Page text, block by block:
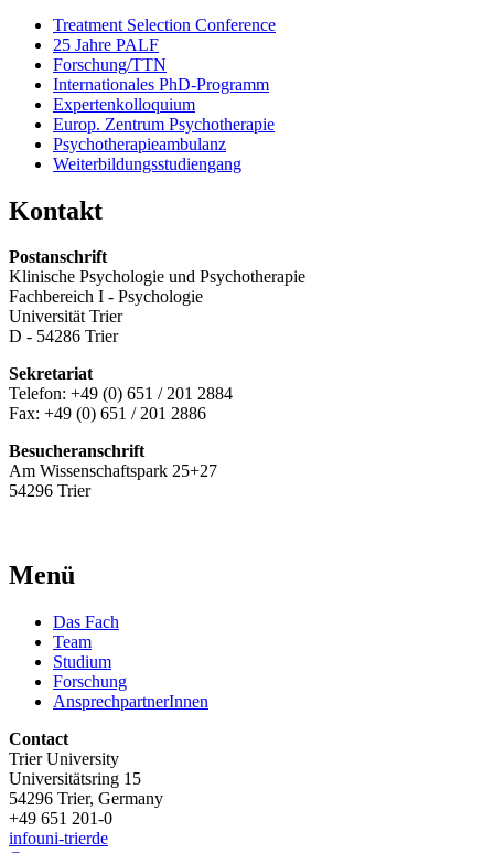
Treatment Selection Conference
25 Jahre PALF
Forschung/TTN
Internationales PhD-Programm
Expertenkolloquium
Europ. Zentrum Psychotherapie
Psychotherapieambulanz
Weiterbildungsstudiengang
Kontakt
Postanschrift
Klinische Psychologie und Psychotherapie
Fachbereich I - Psychologie
Universität Trier
D - 54286 Trier
Sekretariat
Telefon: +49 (0) 651 / 201 2884
Fax: +49 (0) 651 / 201 2886
Besucheranschrift
Am Wissenschaftspark 25+27
54296 Trier
Menü
Das Fach
Team
Studium
Forschung
AnsprechpartnerInnen
Contact
Trier University
Universitätsring 15
54296 Trier, Germany
+49 651 201-0
infouni-trierde